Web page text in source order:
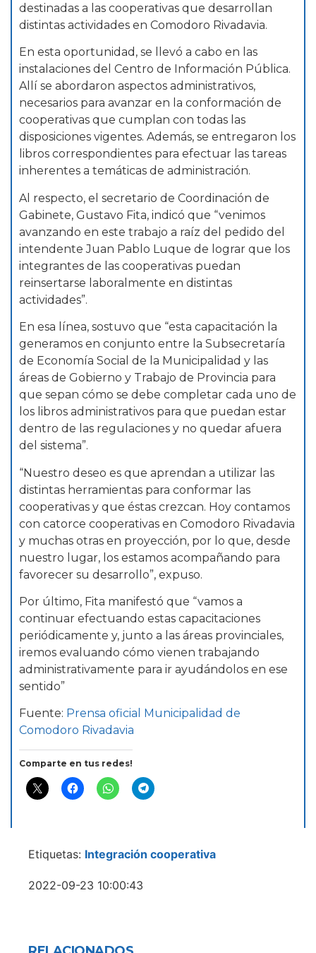
destinadas a las cooperativas que desarrollan
distintas actividades en Comodoro Rivadavia.
En esta oportunidad, se llevó a cabo en las
instalaciones del Centro de Información Pública.
Allí se abordaron aspectos administrativos,
necesarios para avanzar en la conformación de
cooperativas que cumplan con todas las
disposiciones vigentes. Además, se entregaron los
libros correspondientes para efectuar las tareas
inherentes a temáticas de administración.
Al respecto, el secretario de Coordinación de
Gabinete, Gustavo Fita, indicó que “venimos
avanzando en este trabajo a raíz del pedido del
intendente Juan Pablo Luque de lograr que los
integrantes de las cooperativas puedan
reinsertarse laboralmente en distintas
actividades”.
En esa línea, sostuvo que “esta capacitación la
generamos en conjunto entre la Subsecretaría
de Economía Social de la Municipalidad y las
áreas de Gobierno y Trabajo de Provincia para
que sepan cómo se debe completar cada uno de
los libros administrativos para que puedan estar
dentro de las regulaciones y no quedar afuera
del sistema”.
“Nuestro deseo es que aprendan a utilizar las
distintas herramientas para conformar las
cooperativas y que éstas crezcan. Hoy contamos
con catorce cooperativas en Comodoro Rivadavia
y muchas otras en proyección, por lo que, desde
nuestro lugar, los estamos acompañando para
favorecer su desarrollo”, expuso.
Por último, Fita manifestó que “vamos a
continuar efectuando estas capacitaciones
periódicamente y, junto a las áreas provinciales,
iremos evaluando cómo vienen trabajando
administrativamente para ir ayudándolos en ese
sentido”
Fuente: Prensa oficial Municipalidad de
Comodoro Rivadavia
Comparte en tus redes!
Etiquetas: Integración cooperativa
2022-09-23 10:00:43